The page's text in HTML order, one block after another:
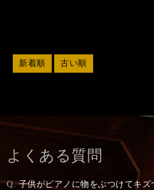
新着順 古い順
よくある質問
Q.子供がピアノに物をぶつけてキ